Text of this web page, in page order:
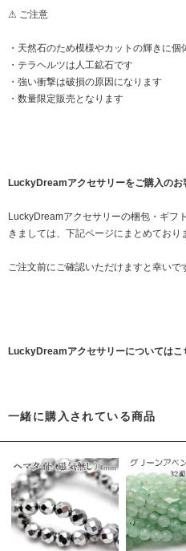
⚠ ご注意
・天然石のため模様やカットの輝きに個
・テラヘルツは人工鉱石です
・強い衝撃は破損の原因になります
・数量限定販売となります
LuckyDreamアクセサリーをご購入のお
LuckyDreamアクセサリーの梱包・ギフ
きましては、下記ページにまとめており
ご注文前にご確認いただけますと幸いで
LuckyDreamアクセサリーについてはこ
一緒に購入されている商品